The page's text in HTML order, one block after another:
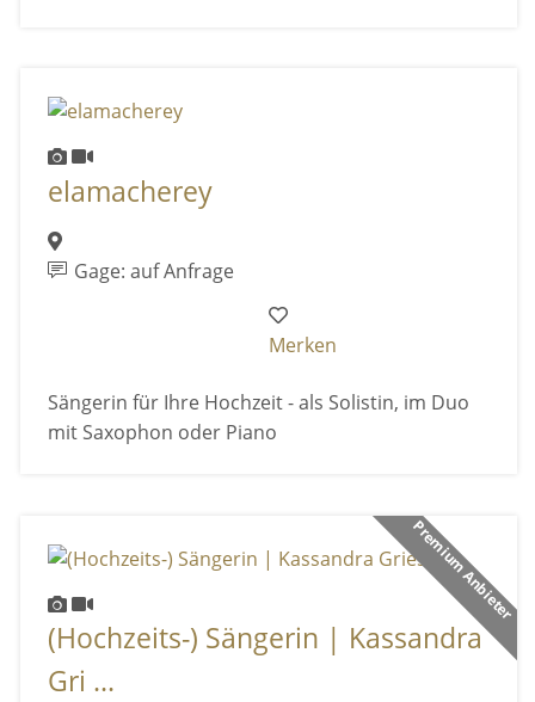
elamacherey
Gage: auf Anfrage
Merken
Sängerin für Ihre Hochzeit - als Solistin, im Duo
mit Saxophon oder Piano
Premium Anbieter
(Hochzeits-) Sängerin | Kassandra
Gri ...